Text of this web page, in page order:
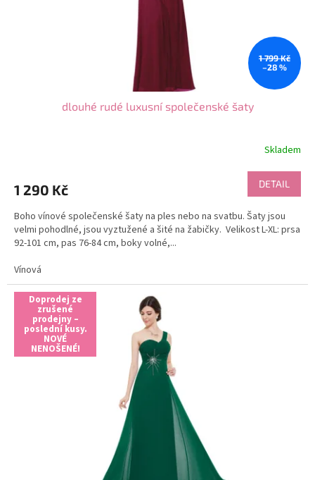
1 799 Kč
–28 %
dlouhé rudé luxusní společenské šaty
Skladem
1 290 Kč DETAIL
Boho vínové společenské šaty na ples nebo na svatbu. Šaty jsou
velmi pohodlné, jsou vyztužené a šité na žabičky. Velikost L-XL: prsa
92-101 cm, pas 76-84 cm, boky volné,...
Vínová
Doprodej ze
zrušené
prodejny –
poslední kusy.
NOVÉ
NENOŠENÉ!